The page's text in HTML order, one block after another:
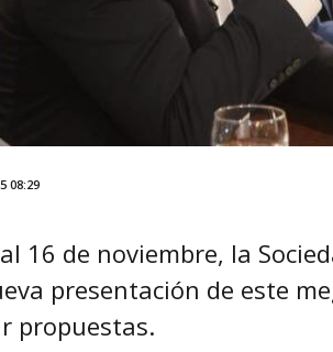
08:29
16 de noviembre, la
presentación de este
propuestas.